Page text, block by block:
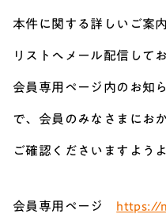
本件に関する詳しいご案
リストへメール配信して
会員専用ページ内のお知
で、会員のみなさまにお
ご確認くださいますよう
会員専用ページ https://